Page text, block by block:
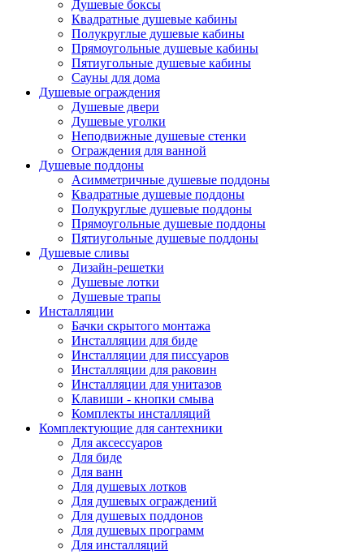
Душевые боксы
Квадратные душевые кабины
Полукруглые душевые кабины
Прямоугольные душевые кабины
Пятиугольные душевые кабины
Сауны для дома
Душевые ограждения
Душевые двери
Душевые уголки
Неподвижные душевые стенки
Ограждения для ванной
Душевые поддоны
Асимметричные душевые поддоны
Квадратные душевые поддоны
Полукруглые душевые поддоны
Прямоугольные душевые поддоны
Пятиугольные душевые поддоны
Душевые сливы
Дизайн-решетки
Душевые лотки
Душевые трапы
Инсталляции
Бачки скрытого монтажа
Инсталляции для биде
Инсталляции для писсуаров
Инсталляции для раковин
Инсталляции для унитазов
Клавиши - кнопки смыва
Комплекты инсталляций
Комплектующие для сантехники
Для аксессуаров
Для биде
Для ванн
Для душевых лотков
Для душевых ограждений
Для душевых поддонов
Для душевых программ
Для инсталляций